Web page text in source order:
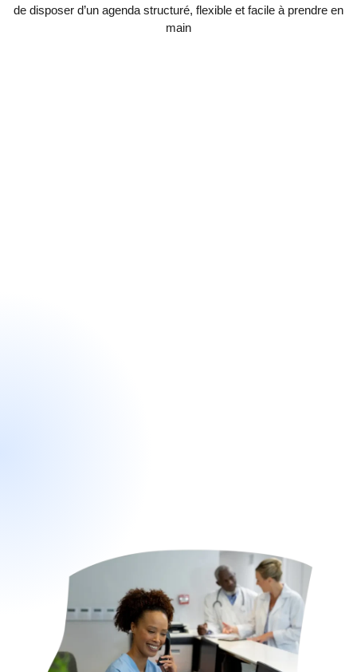
de disposer d’un agenda structuré, flexible et facile à prendre en
main